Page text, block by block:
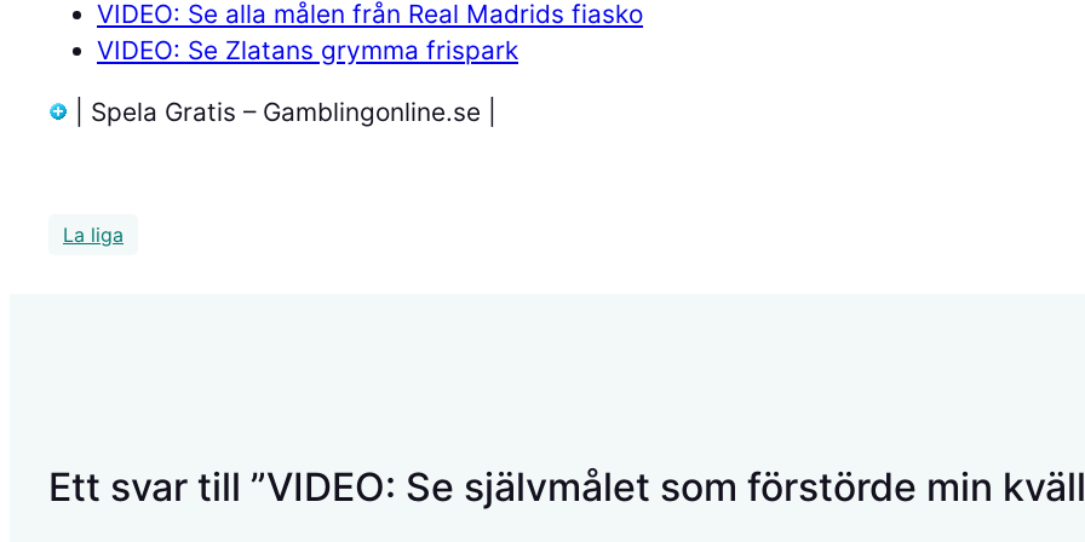
VIDEO: Se alla målen från Real Madrids fiasko
VIDEO: Se Zlatans grymma frispark
| Spela Gratis – Gamblingonline.se |
La liga
Ett svar till ”VIDEO: Se självmålet som förstörde min